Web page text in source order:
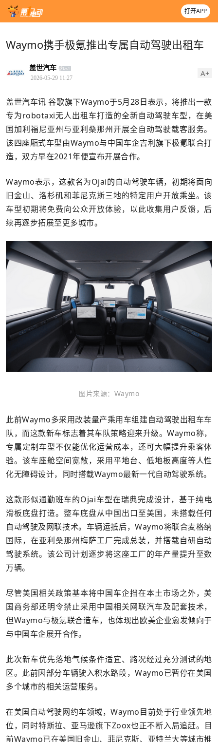
打开APP
Waymo携手极氪推出专属自动驾驶出租车
盖世汽车
2026-05-29 11:27 A+
盖世汽车讯 谷歌旗下Waymo于5月28日表示，将推出一款
专为robotaxi无人出租车打造的全新自动驾驶车型，在美
国加利福尼亚州与亚利桑那州开展全自动驾驶载客服务。
该四座厢式车型由Waymo与中国车企吉利旗下极氪联合打
造，双方早在2021年便宣布开展合作。
Waymo表示，这款名为Ojai的自动驾驶车辆，初期将面向
旧金山、洛杉矶和菲尼克斯三地的特定用户开放乘坐。该
车型初期将免费向公众开放体验，以此收集用户反馈，后
续再逐步拓展至更多城市。
图片来源：Waymo
此前Waymo多采用改装量产乘用车组建自动驾驶出租车车
队，而这款新车标志着其车队策略迎来升级。Waymo称，
专属定制车型不仅能优化运营成本，还可大幅提升乘客体
验。该车座舱空间宽敞，采用平地台、低地板高度等人性
化无障碍设计，同时搭载Waymo最新一代自动驾驶系统。
这款形似通勤班车的Ojai车型在瑞典完成设计，基于纯电
滑板底盘打造。整车底盘从中国出口至美国，未搭载任何
自动驾驶及网联技术。车辆运抵后，Waymo将联合麦格纳
国际，在亚利桑那州梅萨工厂完成总装，并搭载自研自动
驾驶系统。该公司计划逐步将这座工厂的年产量提升至数
万辆。
尽管美国相关政策基本将中国车企挡在本土市场之外，美
国商务部还明令禁止采用中国相关网联汽车及配套技术，
但Waymo与极氪联合造车，也体现出欧美企业愈发倾向于
与中国车企展开合作。
此次新车优先落地气候条件适宜、路况经过充分测试的地
区。此前因部分车辆驶入积水路段，Waymo已暂停在美国
多个城市的相关运营服务。
在美国自动驾驶网约车领域，Waymo目前处于行业领先地
位，同时特斯拉、亚马逊旗下Zoox也正不断入局追赶。目
前Waymo已在美国旧金山、菲尼克斯、亚特兰大等城市推